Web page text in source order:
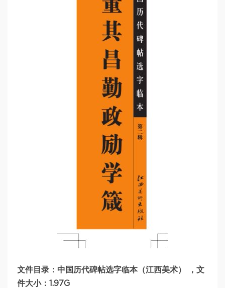
文件目录：中国历代碑帖选字临本（江西美术） ，文
件大小：1.97G